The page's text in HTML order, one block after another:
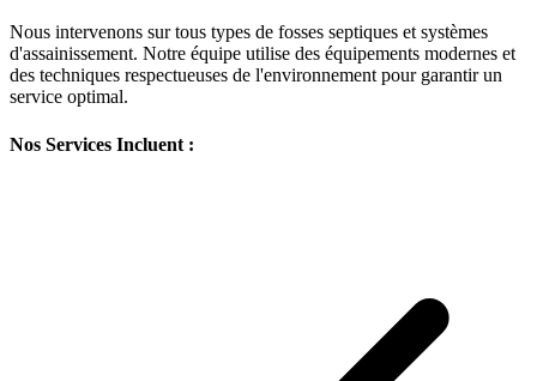
Nous intervenons sur tous types de fosses septiques et systèmes
d'assainissement. Notre équipe utilise des équipements modernes et
des techniques respectueuses de l'environnement pour garantir un
service optimal.
Nos Services Incluent :